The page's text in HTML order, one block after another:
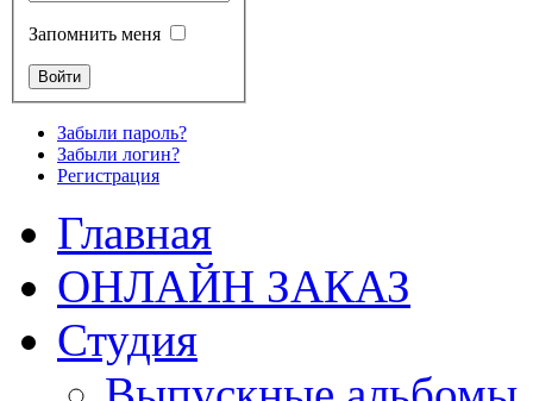
Запомнить меня
Забыли пароль?
Забыли логин?
Регистрация
Главная
ОНЛАЙН ЗАКАЗ
Студия